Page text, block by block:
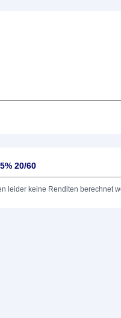
20/60
leider keine Renditen berechnet